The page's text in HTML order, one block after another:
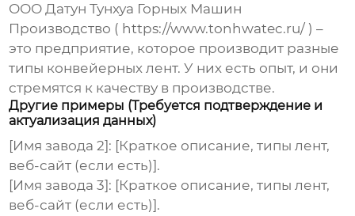
ООО Датун Тунхуа Горных Машин
Производство ( https://www.tonhwatec.ru/ ) –
это предприятие, которое производит разные
типы конвейерных лент. У них есть опыт, и они
стремятся к качеству в производстве.
Другие примеры (Требуется подтверждение и
актуализация данных)
[Имя завода 2]: [Краткое описание, типы лент,
веб-сайт (если есть)].
[Имя завода 3]: [Краткое описание, типы лент,
веб-сайт (если есть)].